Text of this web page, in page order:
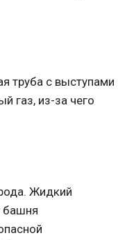
труба с выступами
газ, из-за чего
Жидкий
башня